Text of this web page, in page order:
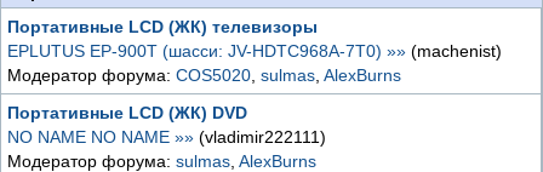
Портативные LCD (ЖК) телевизоры
EPLUTUS EP-900T (шасси: JV-HDTC968A-7T0) »» (machenist)
Модератор форума: COS5020 sulmas AlexBurns
Портативные LCD (ЖК) DVD
NO NAME NO NAME »» (vladimir222111)
Модератор форума: sulmas AlexBurns